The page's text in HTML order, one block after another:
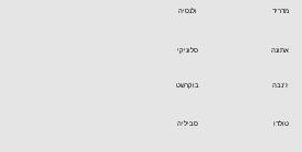
סביליה
ולנסיה מדריד
סלוניקי אתונה
טולדו
בוקרשט ז'נבה